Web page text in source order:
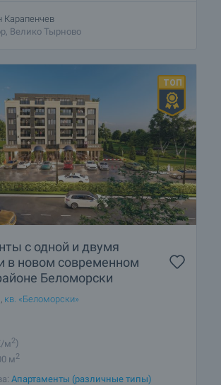
Карапенчев
Велико Тырново
с одной и двумя
в новом современном
Беломорски
, кв. «Беломорски»
м2)
м2
Апартаменты (различные типы)